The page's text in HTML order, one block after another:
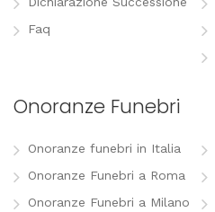
Faq
Onoranze Funebri
Onoranze funebri in Italia
Onoranze Funebri a Roma
Onoranze Funebri a Milano